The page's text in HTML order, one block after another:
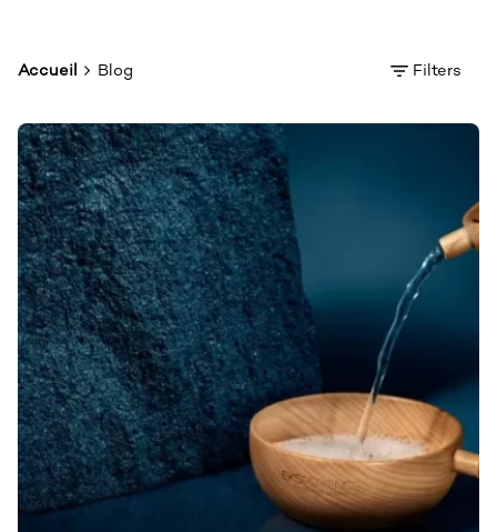
Accueil Blog Filters